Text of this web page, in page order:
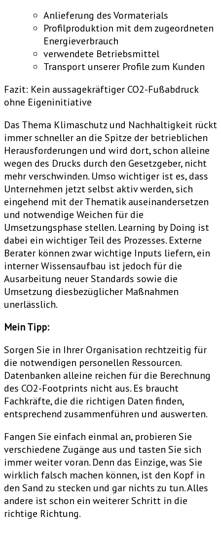
Anlieferung des Vormaterials
Profilproduktion mit dem zugeordneten
Energieverbrauch
verwendete Betriebsmittel
Transport unserer Profile zum Kunden
Fazit: Kein aussagekräftiger CO2-Fußabdruck
ohne Eigeninitiative
Das Thema Klimaschutz und Nachhaltigkeit rückt
immer schneller an die Spitze der betrieblichen
Herausforderungen und wird dort, schon alleine
wegen des Drucks durch den Gesetzgeber, nicht
mehr verschwinden. Umso wichtiger ist es, dass
Unternehmen jetzt selbst aktiv werden, sich
eingehend mit der Thematik auseinandersetzen
und notwendige Weichen für die
Umsetzungsphase stellen. Learning by Doing ist
dabei ein wichtiger Teil des Prozesses. Externe
Berater können zwar wichtige Inputs liefern, ein
interner Wissensaufbau ist jedoch für die
Ausarbeitung neuer Standards sowie die
Umsetzung diesbezüglicher Maßnahmen
unerlässlich.
Mein Tipp:
Sorgen Sie in Ihrer Organisation rechtzeitig für
die notwendigen personellen Ressourcen.
Datenbanken alleine reichen für die Berechnung
des CO2-Footprints nicht aus. Es braucht
Fachkräfte, die die richtigen Daten finden,
entsprechend zusammenführen und auswerten.
Fangen Sie einfach einmal an, probieren Sie
verschiedene Zugänge aus und tasten Sie sich
immer weiter voran. Denn das Einzige, was Sie
wirklich falsch machen können, ist den Kopf in
den Sand zu stecken und gar nichts zu tun. Alles
andere ist schon ein weiterer Schritt in die
richtige Richtung.